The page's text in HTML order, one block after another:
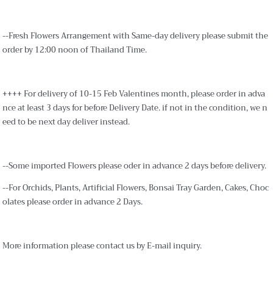
--Fresh Flowers Arrangement with Same-day delivery please submit the
order by 12:00 noon of Thailand Time.
++++ For delivery of 10-15 Feb Valentines month, please order in adva
nce at least 3 days for before Delivery Date. if not in the condition, we n
eed to be next day deliver instead.
--Some imported Flowers please oder in advance 2 days before delivery.
--For Orchids, Plants, Artificial Flowers, Bonsai Tray Garden, Cakes, Choc
olates please order in advance 2 Days.
More information please contact us by E-mail inquiry.